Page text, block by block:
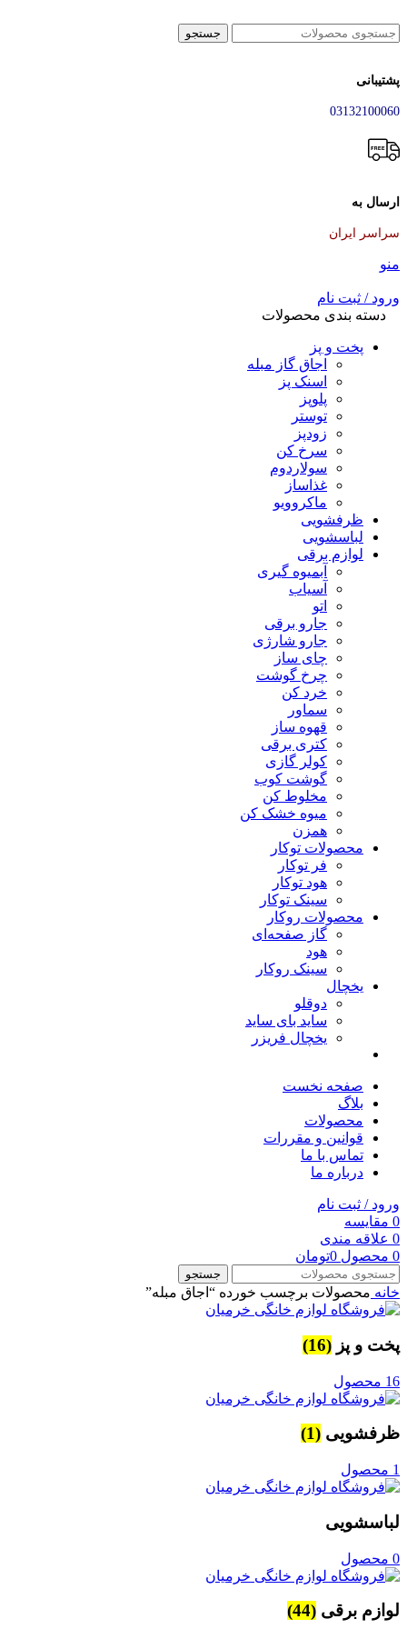
جستجو
پشتیبانی
03132100060
ارسال به
سراسر ایران
منو
ورود / ثبت نام
دسته بندی محصولات
پخت و پز
اجاق گاز مبله
اسنک پز
پلوپز
توستر
زودپز
سرخ کن
سولاردوم
غذاساز
ماکروویو
ظرفشویی
لباسشویی
لوازم برقی
آبمیوه گیری
آسیاب
اتو
جارو برقی
جارو شارژی
چای ساز
چرخ گوشت
خرد کن
سماور
قهوه ساز
کتری برقی
کولر گازی
گوشت کوب
مخلوط کن
میوه خشک کن
همزن
محصولات توکار
فر توکار
هود توکار
سینک توکار
محصولات روکار
گاز صفحه‌ای
هود
سینک روکار
یخچال
دوقلو
ساید بای ساید
یخچال فریزر
صفحه نخست
بلاگ
محصولات
قوانین و مقررات
تماس با ما
درباره ما
ورود / ثبت نام
0 مقایسه
0 علاقه مندی
0 محصول 0تومان
جستجو
خانه محصولات برچسب خورده “اجاق مبله”
پخت و پز (16)
16 محصول
ظرفشویی (1)
1 محصول
لباسشویی
0 محصول
لوازم برقی (44)